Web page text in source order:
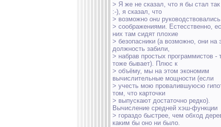
> Я же не сказал, что я бы стал
:-), я сказал, что
> возможно они
> соображениями. Естесственно,
них там сидят плохие
> безопасники (а возможно, они на
должность забили,
> набрав простых программистов -
тоже бывает). Плюс к
> объёму, мы на этом экономим
вычислительные мощности (если
> учесть мою провалившуюсю
том, что карточки
> выпускают достаточно редко).
Вычисление средней хэш-функции
> гораздо быстрее, чем обход
каким бы оно ни было.